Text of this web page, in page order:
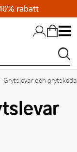
Grytslevar och
rabatt